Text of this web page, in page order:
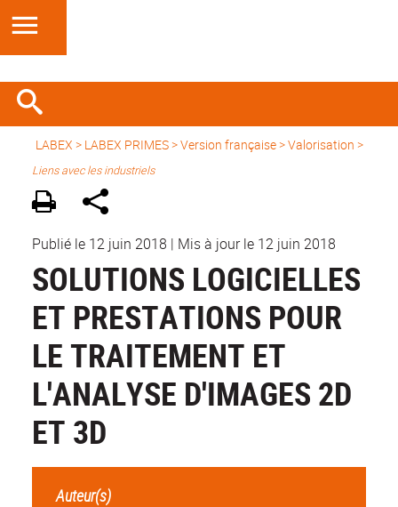
LABEX > LABEX PRIMES>Version française> Valorisation >
Liens avec les industriels
Publié le 12 juin 2018 | Mis à jour le 12 juin 2018
SOLUTIONS LOGICIELLES
ET PRESTATIONS POUR
LE TRAITEMENT ET
L'ANALYSE D'IMAGES 2D
ET 3D
Auteur(s)